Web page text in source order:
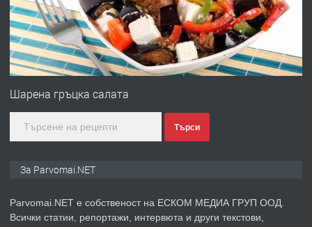
преди 1 година
ПРЕДЛАГА
Първи поход "По стъпките на Ангел
преди 1 година
Шарена гръцка салата
Търси
За Parvomai.NET
Parvomai.NET е собственост на ЕСКОМ МЕДИА ГРУП ООД.
Всички статии, репортажи, интервюта и други текстови,